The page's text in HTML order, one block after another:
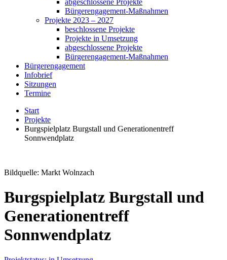
abgeschlossene Projekte
Bürgerengagement-Maßnahmen
Projekte 2023 – 2027
beschlossene Projekte
Projekte in Umsetzung
abgeschlossene Projekte
Bürgerengagement-Maßnahmen
Bürgerengagement
Infobrief
Sitzungen
Termine
Start
Projekte
Burgspielplatz Burgstall und Generationentreff
Sonnwendplatz
Bildquelle: Markt Wolnzach
Burgspielplatz Burgstall und
Generationentreff
Sonnwendplatz